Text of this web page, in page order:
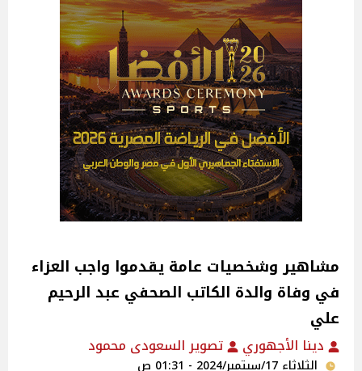
مشاهير وشخصيات عامة يقدموا واجب العزاء
في وفاة والدة الكاتب الصحفي عبد الرحيم
علي
دينا الأجهوري تصوير السعودى محمود
الثلاثاء 17/سبتمبر/2024 - 01:31 ص